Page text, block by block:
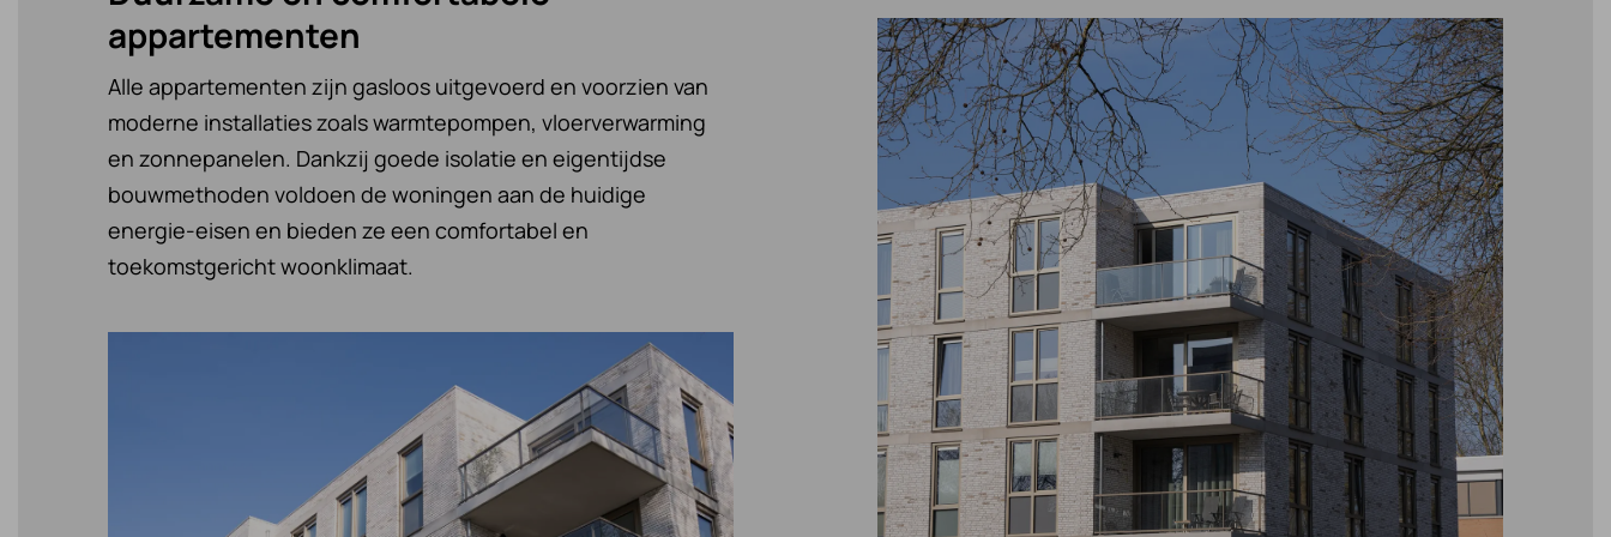
appartementen
Alle appartementen zijn gasloos uitgevoerd en voorzien van
moderne installaties zoals warmtepompen, vloerverwarming
en zonnepanelen. Dankzij goede isolatie en eigentijdse
bouwmethoden voldoen de woningen aan de huidige
energie-eisen en bieden ze een comfortabel en
toekomstgericht woonklimaat.